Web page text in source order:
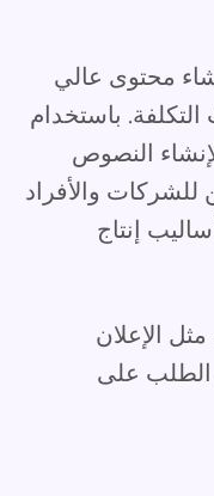
محتوى عالي
باستخدام
النصوص
للشركات والأفراد
إنتاج
الإعلان
الطلب على